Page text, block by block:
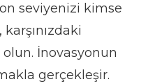
seviyenizi kimse
İnovasyonun
gerçekleşir.